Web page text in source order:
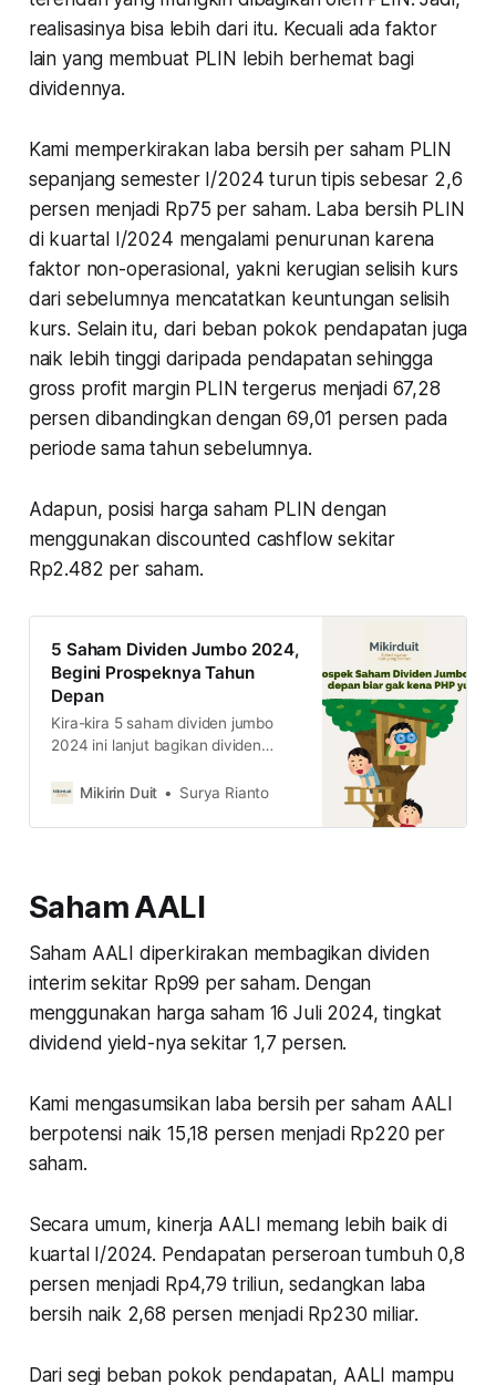
realisasinya bisa lebih dari itu. Kecuali ada faktor
lain yang membuat PLIN lebih berhemat bagi
dividennya.
Kami memperkirakan laba bersih per saham PLIN
sepanjang semester I/2024 turun tipis sebesar 2,6
persen menjadi Rp75 per saham. Laba bersih PLIN
di kuartal I/2024 mengalami penurunan karena
faktor non-operasional, yakni kerugian selisih kurs
dari sebelumnya mencatatkan keuntungan selisih
kurs. Selain itu, dari beban pokok pendapatan juga
naik lebih tinggi daripada pendapatan sehingga
gross profit margin PLIN tergerus menjadi 67,28
persen dibandingkan dengan 69,01 persen pada
periode sama tahun sebelumnya.
Adapun, posisi harga saham PLIN dengan
menggunakan discounted cashflow sekitar
Rp2.482 per saham.
5 Saham Dividen Jumbo 2024,
Begini Prospeknya Tahun
Depan
Kira-kira 5 saham dividen jumbo
2024 ini lanjut bagikan dividen
ulasannya agar kamu nggak kena
Mikirin Duit Surya Rianto
Saham AALI
Saham AALI diperkirakan membagikan dividen
interim sekitar Rp99 per saham. Dengan
menggunakan harga saham 16 Juli 2024, tingkat
dividend yield-nya sekitar 1,7 persen.
Kami mengasumsikan laba bersih per saham AALI
berpotensi naik 15,18 persen menjadi Rp220 per
saham.
Secara umum, kinerja AALI memang lebih baik di
kuartal I/2024. Pendapatan perseroan tumbuh 0,8
persen menjadi Rp4,79 triliun, sedangkan laba
bersih naik 2,68 persen menjadi Rp230 miliar.
Dari segi beban pokok pendapatan, AALI mampu